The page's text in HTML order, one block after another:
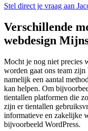
Stel direct je vraag aan
Verschillende
webdesign
Mocht je nog niet precies
worden gaat ons team
namelijk een aantal
kan helpen. Om
tientallen platformen die
zijn er tientallen
informatieve en zakelijke
bijvoorbeeld WordPress.